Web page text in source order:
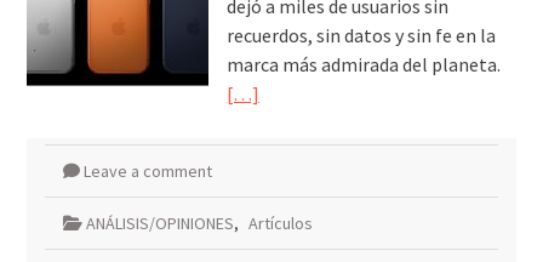
dejó a miles de usuarios sin
recuerdos, sin datos y sin fe en la
marca más admirada del planeta.
[…]
Leave a comment
ANÁLISIS/OPINIONES, Artículos